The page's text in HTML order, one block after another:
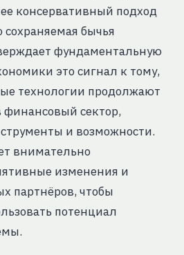
консервативный подход
бычья
фундаментальную
это сигнал к тому,
технологии продолжают
финансовый сектор,
и возможности.
внимательно
изменения и
партнёров, чтобы
потенциал